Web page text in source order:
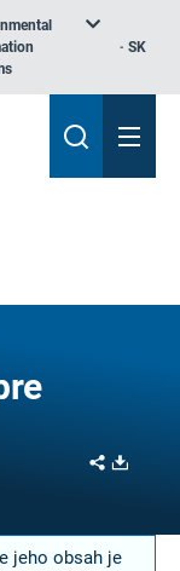
SK
Share
jeho obsah je